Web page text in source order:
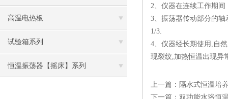
高温电热板
试验箱系列
恒温振荡器【摇床】系列
2、仪器在连续工作期
3、振荡器传动部分的
1/3.
4、仪器经长期使用,自
现裂纹,加热恒温出现
上一篇： 隔水式恒温培
下一篇： 双功能水浴恒